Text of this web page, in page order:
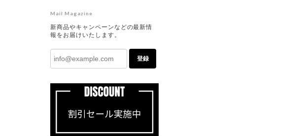
Mail Magazine
新商品やキャンペーンなどの最新情
報をお届けいたします。
登録